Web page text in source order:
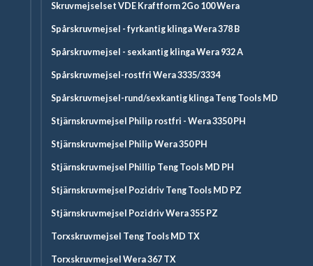
Skruvmejselset VDE Kraftform 2Go 100 Wera
Spårskruvmejsel - fyrkantig klinga Wera 378 B
Spårskruvmejsel - sexkantig klinga Wera 932 A
Spårskruvmejsel-rostfri Wera 3335/3334
Spårskruvmejsel-rund/sexkantig klinga Teng Tools MD
Stjärnskruvmejsel Philip rostfri - Wera 3350 PH
Stjärnskruvmejsel Philip Wera 350 PH
Stjärnskruvmejsel Phillip Teng Tools MD PH
Stjärnskruvmejsel Pozidriv Teng Tools MD PZ
Stjärnskruvmejsel Pozidriv Wera 355 PZ
Torxskruvmejsel Teng Tools MD TX
Torxskruvmejsel Wera 367 TX